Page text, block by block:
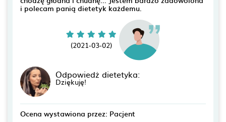
i polecam panią dietetyk każdemu.
(2021-03-02)
Odpowiedż dietetyka:
Dziękuję!
Ocena wystawiona przez: Pacjent